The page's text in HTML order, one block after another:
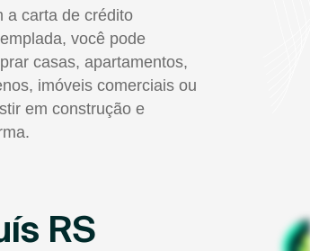
a carta de crédito
você pode
casas, apartamentos,
imóveis comerciais ou
em construção e
RS